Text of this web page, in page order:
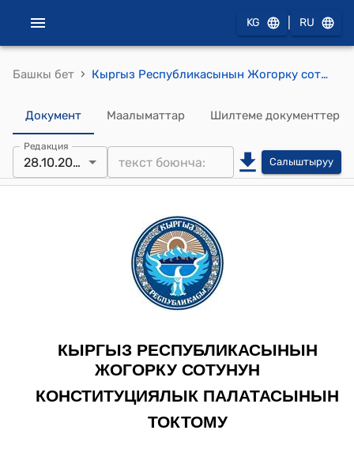
KG RU
Башкы бет › Кыргыз Республикасынын Жогорку сотунун Конституциялык палатасынын 2019-жылдын 28-октябрындагы "Сергей Анатольевич Швайберовдун Кыргыз Республикасынын Жогорку сотунун Конституциялык палатасынын судьялар коллегиясынын 2019-жылдын 25-сентябрындагы №43 аныктамасына даттануусун кароо жөнүндө"токтому
Документ Маалыматтар Шилтеме документтер
Редакция
28.10.2019 Салыштыруу